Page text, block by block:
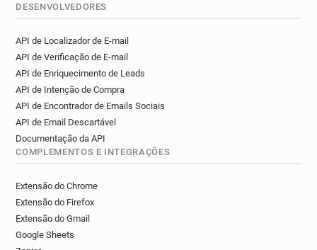
d**********@kirklees.gov.uk
c***********@kirklees.gov.uk
e***********@kirklees.gov.uk
o*****@kirklees.gov.uk
h*********@kirklees.gov.uk
q*******@kirklees.gov.uk
b*****@kirklees.gov.uk
t************@kirklees.gov.uk
a************@kirklees.gov.uk
r************@kirklees.gov.uk
x*********@kirklees.gov.uk
r********@kirklees.gov.uk
DESENVOLVEDORES
API de Localizador de E-mail
API de Verificação de E-mail
API de Enriquecimento de Leads
API de Intenção de Compra
API de Encontrador de Emails Sociais
API de Email Descartável
Documentação da API
COMPLEMENTOS E INTEGRAÇÕES
Extensão do Chrome
Extensão do Firefox
Extensão do Gmail
Google Sheets